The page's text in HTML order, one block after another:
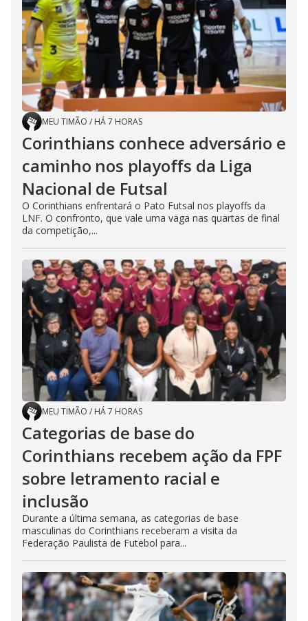
MEU TIMÃO / HÁ 7 HORAS
Corinthians conhece adversário e
caminho nos playoffs da Liga
Nacional de Futsal
O Corinthians enfrentará o Pato Futsal nos playoffs da
LNF. O confronto, que vale uma vaga nas quartas de final
da competição,...
MEU TIMÃO / HÁ 7 HORAS
Categorias de base do
Corinthians recebem ação da FPF
sobre letramento racial e
inclusão
Durante a última semana, as categorias de base
masculinas do Corinthians receberam a visita da
Federação Paulista de Futebol para...